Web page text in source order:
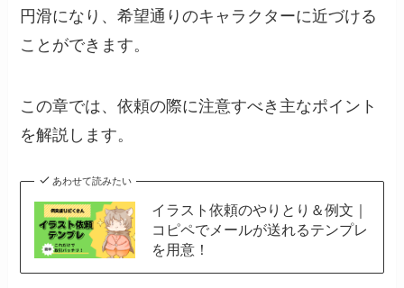
円滑になり、希望通りのキャラクターに近づける
ことができます。
この章では、依頼の際に注意すべき主なポイント
を解説します。
あわせて読みたい
イラスト依頼のやりとり＆例文｜
コピペでメールが送れるテンプレ
を用意！